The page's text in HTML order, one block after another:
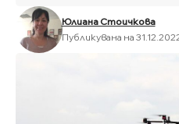
Юлиана Стоичкова
Публикувана на